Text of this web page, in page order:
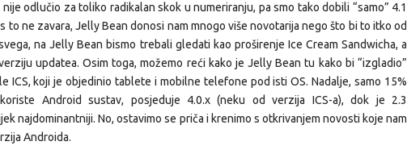
nije odlučio za toliko radikalan skok u numeriranju, pa smo tako dobili “samo” 4.1
to ne zavara, Jelly Bean donosi nam mnogo više novotarija nego što bi to itko od
na Jelly Bean bismo trebali gledati kao proširenje Ice Cream Sandwicha, a
updatea. Osim toga, možemo reći kako je Jelly Bean tu kako bi “izgladio”
ICS, koji je objedinio tablete i mobilne telefone pod isti OS. Nadalje, samo 15%
Android sustav, posjeduje 4.0.x (neku od verzija ICS-a), dok je 2.3
najdominantniji. No, ostavimo se priča i krenimo s otkrivanjem novosti koje nam
Androida.